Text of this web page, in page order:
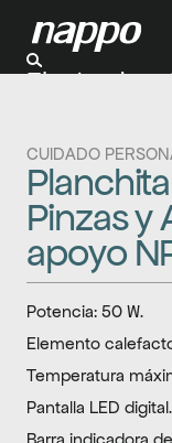
CUIDADO
Pinzas y
apoyo
Potencia: 50 W.
Elemento
Temperatura
Pantalla LED digital.
Limpieza